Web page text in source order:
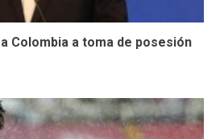
Colombia a toma de posesión